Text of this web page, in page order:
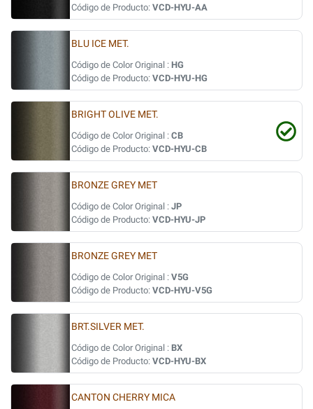
Código de Producto: VCD-HYU-AA
BLU ICE MET.
Código de Color Original : HG
Código de Producto: VCD-HYU-HG
BRIGHT OLIVE MET.
Código de Color Original : CB
Código de Producto: VCD-HYU-CB
BRONZE GREY MET
Código de Color Original : JP
Código de Producto: VCD-HYU-JP
BRONZE GREY MET
Código de Color Original : V5G
Código de Producto: VCD-HYU-V5G
BRT.SILVER MET.
Código de Color Original : BX
Código de Producto: VCD-HYU-BX
CANTON CHERRY MICA